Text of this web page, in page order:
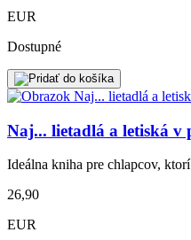
EUR
Dostupné
Naj... lietadlá a letiská v
Ideálna kniha pre chlapcov,
26,90
EUR